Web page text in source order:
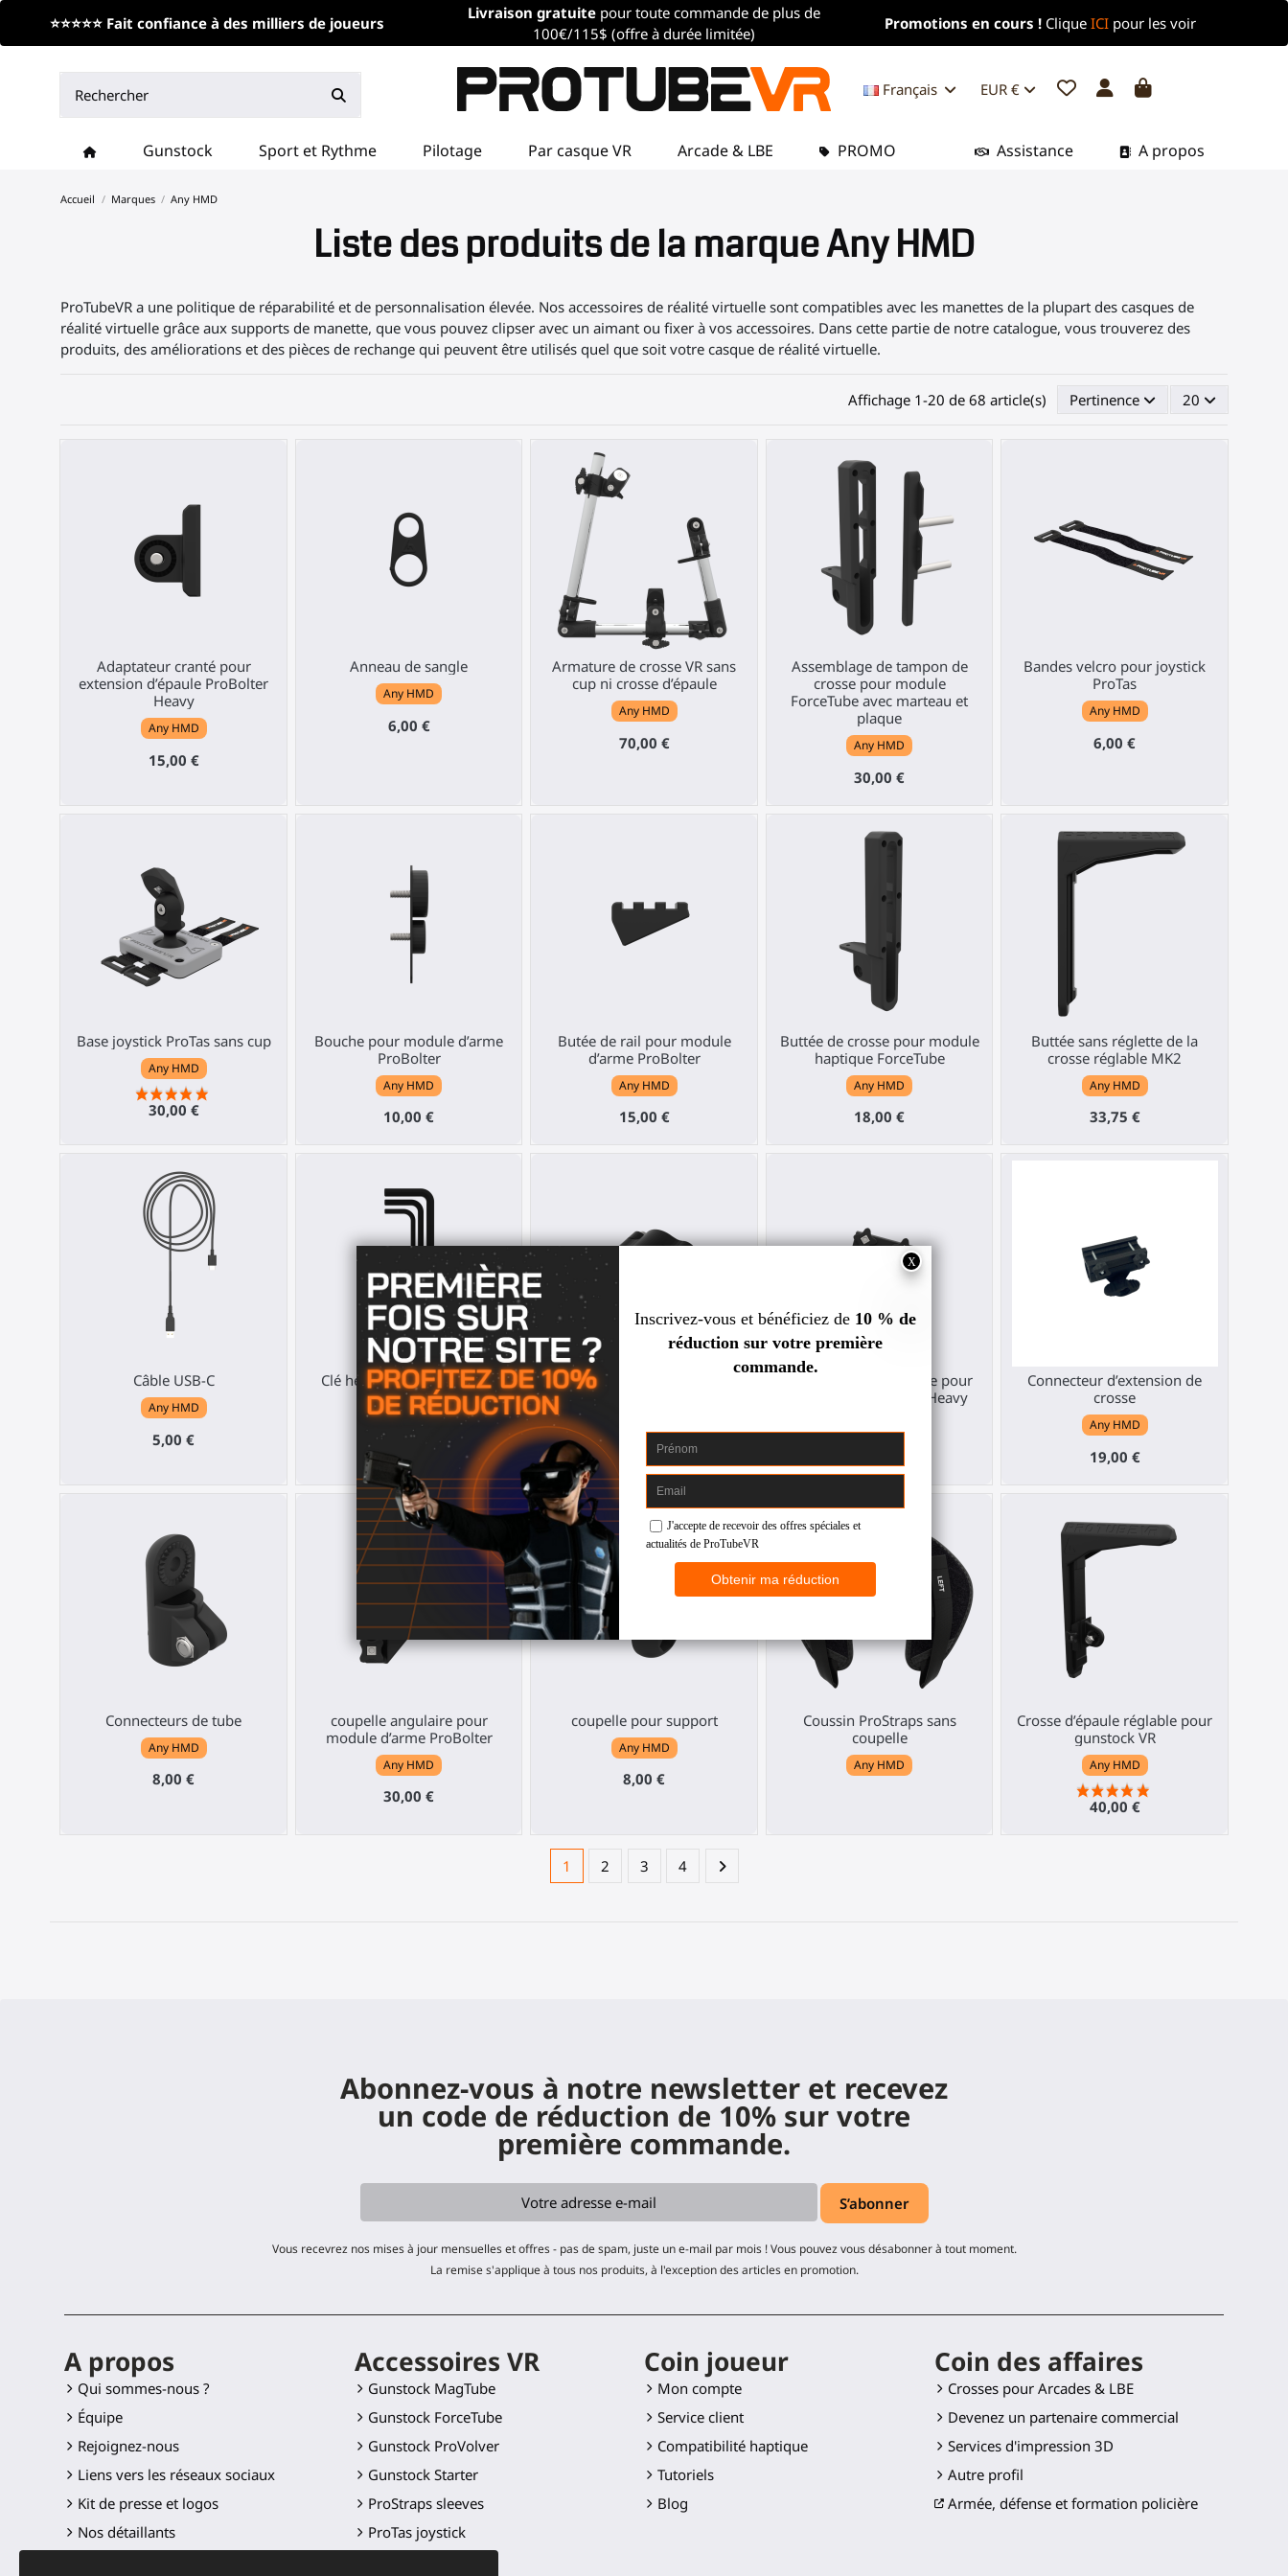
⭐⭐⭐⭐⭐ Fait confiance à des milliers de joueurs
Livraison gratuitepour toute commande de plus de
100€/115$ (offre à durée limitée)
Promotions en cours ! Clique ICI pour les voir
EUR €
Français
Gunstock Sport et Rythme Pilotage Par casque VR Arcade & LBE PROMO A propos
Assistance
Accueil Marques Any HMD
Liste des produits de la marque Any HMD
ProTubeVR a une politique de réparabilité et de personnalisation élevée. Nos accessoires de réalité virtuelle sont compatibles avec les manettes de la plupart des casques de
réalité virtuelle grâce aux supports de manette, que vous pouvez clipser avec un aimant ou fixer à vos accessoires. Dans cette partie de notre catalogue, vous trouverez des
produits, des améliorations et des pièces de rechange qui peuvent être utilisés quel que soit votre casque de réalité virtuelle.
Affichage 1-20 de 68 article(s) Pertinence 20
Adaptateur cranté pour
extension d’épaule ProBolter
Heavy
Any HMD
15,00 €
Anneau de sangle
Any HMD
6,00 €
Armature de crosse VR sans
cup ni crosse d’épaule
Any HMD
70,00 €
Assemblage de tampon de
crosse pour module
ForceTube avec marteau et
plaque
Any HMD
30,00 €
Bandes velcro pour joystick
ProTas
Any HMD
6,00 €
Base joystick ProTas sans cup
Any HMD
30,00 €
Bouche pour module d’arme
ProBolter
Any HMD
10,00 €
Butée de rail pour module
d’arme ProBolter
Any HMD
15,00 €
Buttée de crosse pour module
haptique ForceTube
Any HMD
18,00 €
Buttée sans réglette de la
crosse réglable MK2
Any HMD
33,75 €
Câble USB-C
Any HMD
5,00 €
Clé hexagonale et clé Allen
Any HMD
5,00 €
Collier de sécurité SWINGiT!
Connecteur d’armature pour
extension ProBolter Heavy
Connecteur d’extension de
crosse
Any HMD
19,00 €
Connecteurs de tube
Any HMD
8,00 €
coupelle angulaire pour
module d’arme ProBolter
Any HMD
30,00 €
coupelle pour support
Any HMD
8,00 €
Coussin ProStraps sans
coupelle
Any HMD
Crosse d’épaule réglable pour
gunstock VR
Any HMD
40,00 €
1 2 3 4
Abonnez-vous à notre newsletter et recevez
un code de réduction de 10% sur votre
première commande.
Vous recevrez nos mises à jour mensuelles et offres - pas de spam, juste un e-mail par mois ! Vous pouvez vous désabonner à tout moment.
La remise s'applique à tous nos produits, à l'exception des articles en promotion.
A propos
Qui sommes-nous ?
Équipe
Rejoignez-nous
Liens vers les réseaux sociaux
Kit de presse et logos
Nos détaillants
Accessoires VR
Gunstock MagTube
Gunstock ForceTube
Gunstock ProVolver
Gunstock Starter
ProStraps sleeves
ProTas joystick
Coin joueur
Mon compte
Service client
Compatibilité haptique
Tutoriels
Blog
Coin des affaires
Crosses pour Arcades & LBE
Devenez un partenaire commercial
Services d'impression 3D
Autre profil
Armée, défense et formation policière